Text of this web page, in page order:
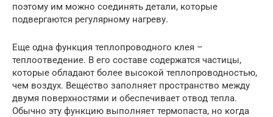
поэтому им можно соединять детали, которые
подвергаются регулярному нагреву.
Еще одна функция теплопроводного клея –
теплоотведение. В его составе содержатся частицы,
которые обладают более высокой теплопроводностью,
чем воздух. Вещество заполняет пространство между
двумя поверхностями и обеспечивает отвод тепла.
Обычно эту функцию выполняет термопаста, но когда